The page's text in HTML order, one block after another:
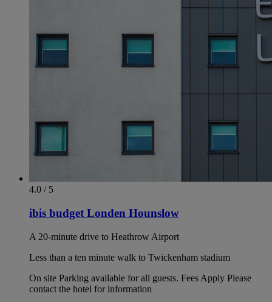
4.0 / 5
ibis budget Londen Hounslow
A 20-minute drive to Heathrow Airport
Less than a ten minute walk to Twickenham stadium
On site Parking available for all guests. Fees Apply Please
contact the hotel for information